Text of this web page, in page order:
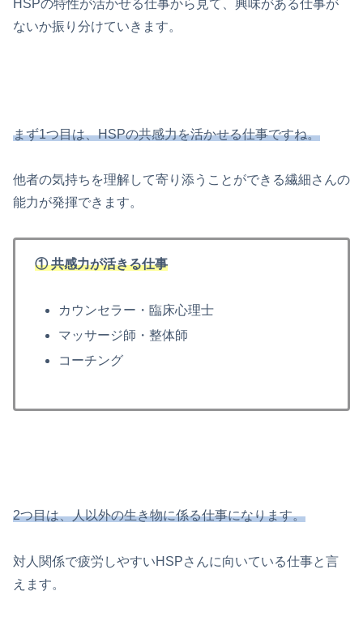
HSPの特性が活かせる仕事から見て、興味がある仕事が
ないか振り分けていきます。
まず1つ目は、HSPの共感力を活かせる仕事ですね。
他者の気持ちを理解して寄り添うことができる繊細さんの
能力が発揮できます。
① 共感力が活きる仕事
カウンセラー・臨床心理士
マッサージ師・整体師
コーチング
2つ目は、人以外の生き物に係る仕事になります。
対人関係で疲労しやすいHSPさんに向いている仕事と言
えます。